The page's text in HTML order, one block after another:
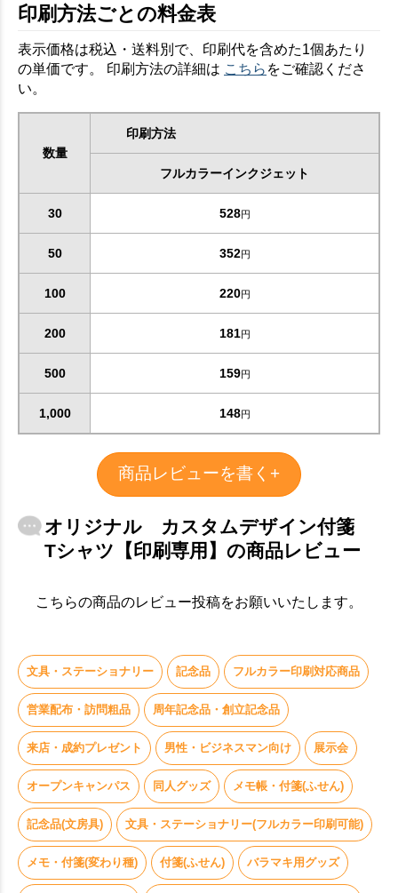
お買い物を続ける カートへ進む
印刷方法ごとの料金表
表示価格は税込・送料別で、印刷代を含めた1個あたり
の単価です。 印刷方法の詳細は こちら をご確認くださ
い。
数量
印刷方法
フルカラーインクジェット
30 528円
50 352円
100 220円
200 181円
500 159円
1,000 148円
商品レビューを書く+
オリジナル カスタムデザイン付箋
Tシャツ【印刷専用】の商品レビュー
こちらの商品のレビュー投稿をお願いいたします。
文具・ステーショナリー 記念品 フルカラー印刷対応商品
営業配布・訪問粗品 周年記念品・創立記念品
来店・成約プレゼント 男性・ビジネスマン向け 展示会
オープンキャンパス 同人グッズ メモ帳・付箋(ふせん)
記念品(文房具) 文具・ステーショナリー(フルカラー印刷可能)
メモ・付箋(変わり種) 付箋(ふせん) バラマキ用グッズ